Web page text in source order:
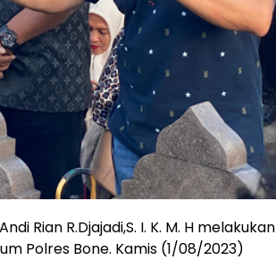
Rian R.Djajadi,S. I. K. M. H melakukan
Polres Bone. Kamis (1/08/2023)